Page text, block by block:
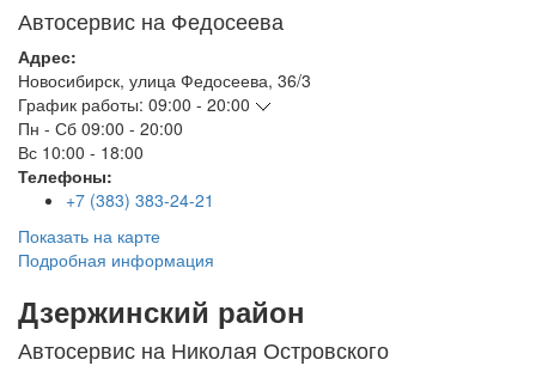
Автосервис на Федосеева
Адрес:
Новосибирск, улица Федосеева, 36/3
График работы: 09:00 - 20:00
Пн - Сб 09:00 - 20:00
Вс 10:00 - 18:00
Телефоны:
+7 (383) 383-24-21
Показать на карте
Подробная информация
Дзержинский район
Автосервис на Николая Островского